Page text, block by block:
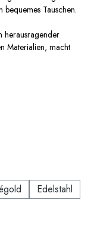
Tauschen.
herausragender
Materialien, macht
Edelstahl